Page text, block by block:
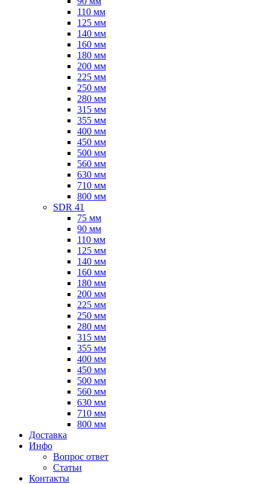
110 мм
125 мм
140 мм
160 мм
180 мм
200 мм
225 мм
250 мм
280 мм
315 мм
355 мм
400 мм
450 мм
500 мм
560 мм
630 мм
710 мм
800 мм
SDR 41
75 мм
90 мм
110 мм
125 мм
140 мм
160 мм
180 мм
200 мм
225 мм
250 мм
280 мм
315 мм
355 мм
400 мм
450 мм
500 мм
560 мм
630 мм
710 мм
800 мм
Доставка
Инфо
Вопрос ответ
Статьи
Контакты